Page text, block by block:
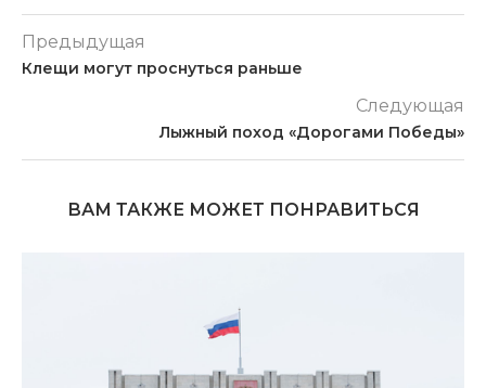
Предыдущая
Клещи могут проснуться раньше
Следующая
Лыжный поход «Дорогами Победы»
ВАМ ТАКЖЕ МОЖЕТ ПОНРАВИТЬСЯ